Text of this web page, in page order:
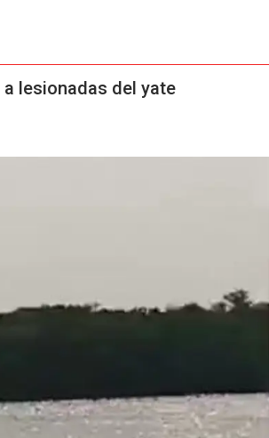
lesionadas del yate